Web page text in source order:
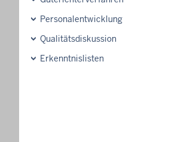
Personalentwicklung
Qualitätsdiskussion
Erkenntnislisten